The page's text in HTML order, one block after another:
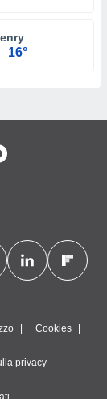
16°
Cookies
privacy